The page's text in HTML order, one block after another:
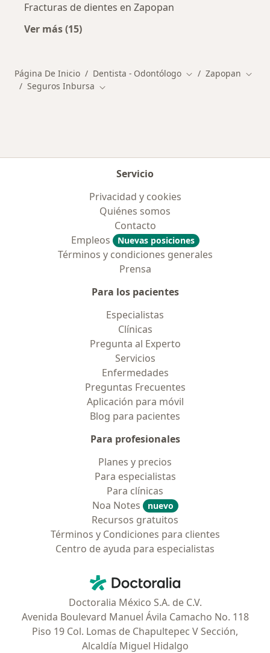
Fracturas de dientes en Zapopan
Ver más (15)
Página De Inicio Dentista - Odontólogo Cambiar de ciudad
Zapopan
Seguros Inbursa Cambiar de ciudad
Servicio
Privacidad y cookies
Quiénes somos
Contacto
Empleos
Nuevas posiciones
Términos y condiciones generales
Prensa
Para los pacientes
Especialistas
Clínicas
Pregunta al Experto
Servicios
Enfermedades
Preguntas Frecuentes
Aplicación para móvil
Blog para pacientes
Para profesionales
Planes y precios
Para especialistas
Para clínicas
Noa Notes
nuevo
Recursos gratuitos
Términos y Condiciones para clientes
Centro de ayuda para especialistas
Doctoralia - Página de inicio
Doctoralia México S.A. de C.V.
Avenida Boulevard Manuel Ávila Camacho No. 118
Piso 19 Col. Lomas de Chapultepec V Sección,
Alcaldía Miguel Hidalgo